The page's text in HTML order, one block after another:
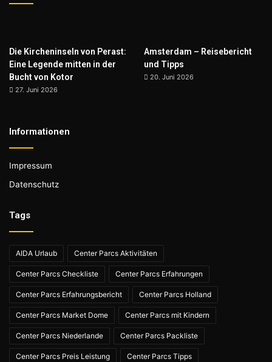
Die Kircheninseln von Perast:
Eine Legende mitten in der
Bucht von Kotor
27. Juni 2026
Amsterdam – Reisebericht
und Tipps
20. Juni 2026
Informationen
Impressum
Datenschutz
Tags
AIDA Urlaub Center Parcs Aktivitäten
Center Parcs Checkliste Center Parcs Erfahrungen
Center Parcs Erfahrungsbericht Center Parcs Holland
Center Parcs Market Dome Center Parcs mit Kindern
Center Parcs Niederlande Center Parcs Packliste
Center Parcs Preis Leistung Center Parcs Tipps